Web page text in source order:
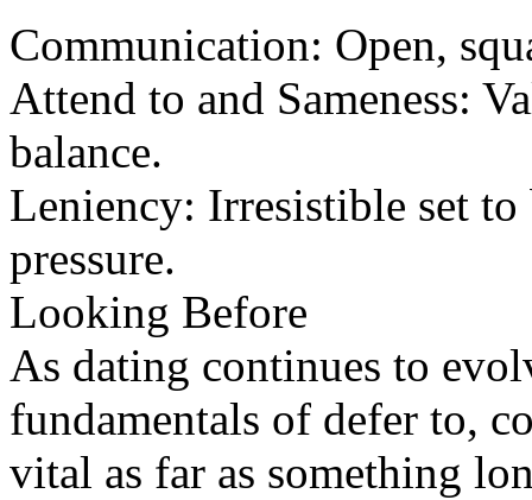
Communication: Open,
Attend to and Sameness:
balance.
Leniency: Irresistible set
pressure.
Looking Before
As dating continues to
fundamentals of defer to,
vital as far as something